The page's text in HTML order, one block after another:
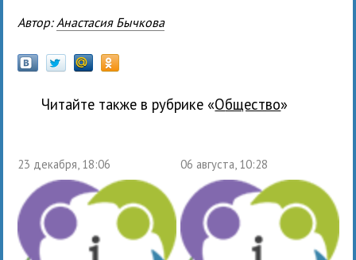
Автор: Анастасия Бычкова
Читайте также в рубрике « общество»
23 декабря, 18:06 06 августа, 10:28